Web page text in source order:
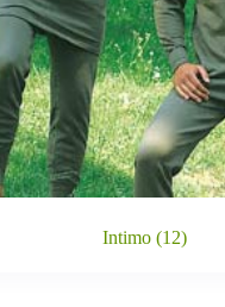
Intimo (12)